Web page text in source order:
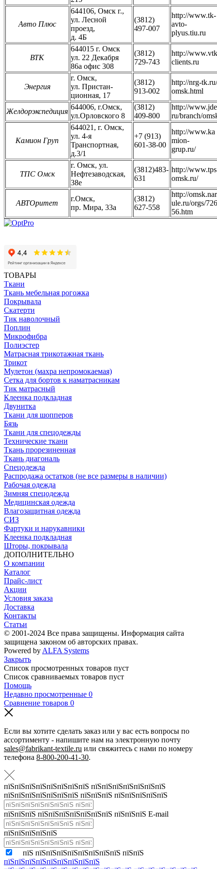
Авто Плюс
644106, Омск г.,
ул. Лесной
проезд,
д. 4Б
(3812)
497-007
http://www.tk-
avto-
plyus.tiu.ru
ВТК
644015 г. Омск
ул. 22 Декабря
86а офис 308
(3812)
729-743
http://
clients.ru
Энергия
г. Омск,
ул. Пристан-
ционная, 17
(3812)
913-002
http://nrg-tk.ru/
omsk.html
Желдорэкспедиция
644006, г.Омск,
ул.Орловского 8
(3812)
409-800
http://
ru/branch/
Камион Груп
644021, г. Омск,
ул. 4-я
Транспортная,
д.3/1
+7 (913)
601-38-00
http://www.ka
mion-
grup.ru/
ТПС Омск
г. Омск, ул.
Нефтезаводская,
38е
(3812)483-
631
http://
omsk.ru/
АВТОритет
г.Омск,
пр. Мира, 33а
(3812)
627-558
http://omsk.nar
ule.ru/orgs/726
56.htm
ТОВАРЫ
Ткани
Ткань мебельная рогожка
Покрывала
Скатерти
Тик наволочный
Поплин
Микрофибра
Полиэстер
Матрасная трикотажная ткань
Трикот
Мулетон (махра непромокаемая)
Сетка для бортов к наматрасникам
Тик матрасный
Клеенка подкладная
Двунитка
Ткани для шопперов
Бязь
Ткани для спецодежды
Технические ткани
Ткань прорезиненная
Ткань диагональ
Спецодежда
Распродажа остатков (не все размеры в наличии)
Рабочая одежда
Зимняя спецодежда
Медицинская одежда
Влагозащитная одежда
СИЗ
Фартуки и нарукавники
Клеенка подкладная
Шторы, покрывала
ДОПОЛНИТЕЛЬНО
О компании
Каталог
Прайс-лист
Акции
Условия заказа
Доставка
Контакты
Статьи
© 2001-2024 Все права защищены. Информация сайта
защищена законом об авторских правах.
Powered by ALFA Systems
Закрыть
Список просмотренных товаров пуст
Список сравниваемых товаров пуст
Помощь
Недавно просмотренные 0
Сравнение товаров 0
Если вы хотите сделать заказ или у вас есть вопросы по
ассортименту - напишите нам на электронную почту
sales@fabrikant-textile.ru или свяжитесь с нами по номеру
телефона 8-800-200-41-30.
пїЅпїЅпїЅпїЅпїЅпїЅпїЅпїЅ пїЅпїЅпїЅпїЅпїЅпїЅпїЅ
пїЅпїЅпїЅпїЅпїЅпїЅпїЅ пїЅпїЅпїЅ пїЅпїЅпїЅпїЅпїЅ
пїЅпїЅпїЅ пїЅпїЅпїЅпїЅпїЅпїЅпїЅ пїЅпїЅпїЅ E-mail
пїЅпїЅпїЅпїЅпїЅ
пїЅ пїЅпїЅпїЅпїЅпїЅпїЅпїЅпїЅ пїЅпїЅ
пїЅпїЅпїЅпїЅпїЅпїЅпїЅпїЅпїЅ